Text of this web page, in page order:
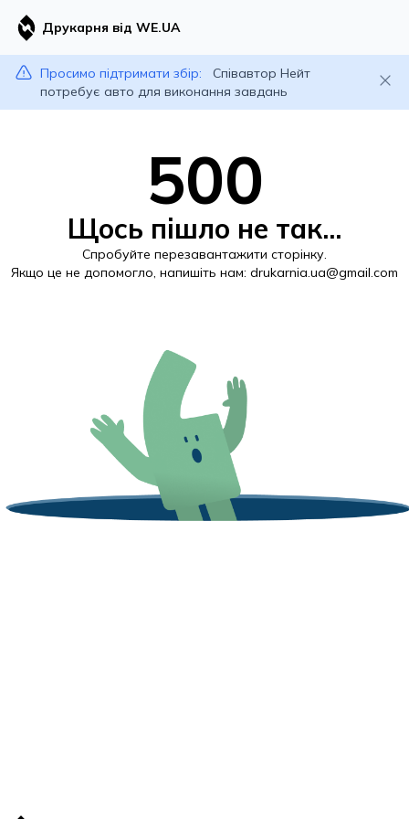
Друкарня від WE.UA
Просимо підтримати збір:
Співавтор Нейт
потребує авто для виконання завдань
500
Щось пішло не так...
Спробуйте перезавантажити сторінку.
Якщо це не допомогло, напишіть нам: drukarnia.ua@gmail.com